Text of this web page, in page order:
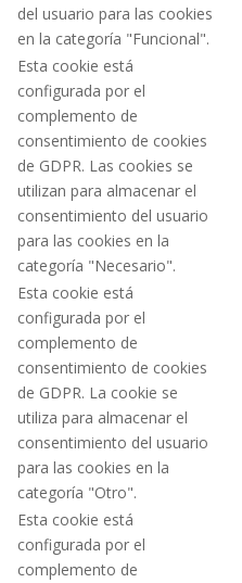
del usuario para las cookies
en la categoría "Funcional".
Esta cookie está
configurada por el
complemento de
consentimiento de cookies
de GDPR. Las cookies se
utilizan para almacenar el
consentimiento del usuario
para las cookies en la
categoría "Necesario".
Esta cookie está
configurada por el
complemento de
consentimiento de cookies
de GDPR. La cookie se
utiliza para almacenar el
consentimiento del usuario
para las cookies en la
categoría "Otro".
Esta cookie está
configurada por el
complemento de